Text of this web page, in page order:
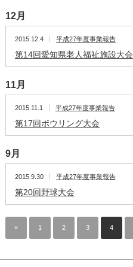
12月
2015.12.4 平成27年度事業報告
第14回愛知県老人福祉施設大会
11月
2015.11.1 平成27年度事業報告
第17回ボウリング大会
9月
2015.9.30 平成27年度事業報告
第20回野球大会
« 1 2 3 4